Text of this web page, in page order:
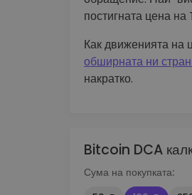
постигната цена
Как движенията на
обширната ни
накратко.
Bitcoin DCA
Сума на покупката: